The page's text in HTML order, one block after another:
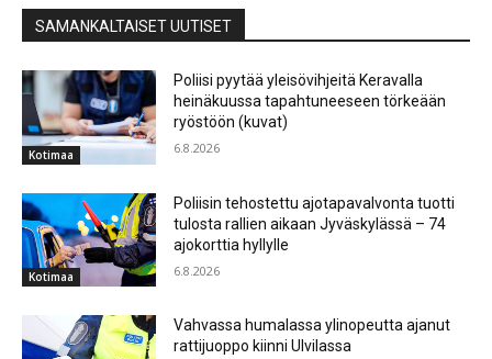
SAMANKALTAISET UUTISET
Kotimaa
Poliisi pyytää yleisövihjeitä Keravalla
heinäkuussa tapahtuneeseen törkeään
ryöstöön (kuvat)
6.8.2026
Kotimaa
Poliisin tehostettu ajotapavalvonta tuotti
tulosta rallien aikaan Jyväskylässä – 74
ajokorttia hyllylle
6.8.2026
Vahvassa humalassa ylinopeutta ajanut
rattijuoppo kiinni Ulvilassa